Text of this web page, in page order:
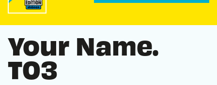
Your Name.
T03